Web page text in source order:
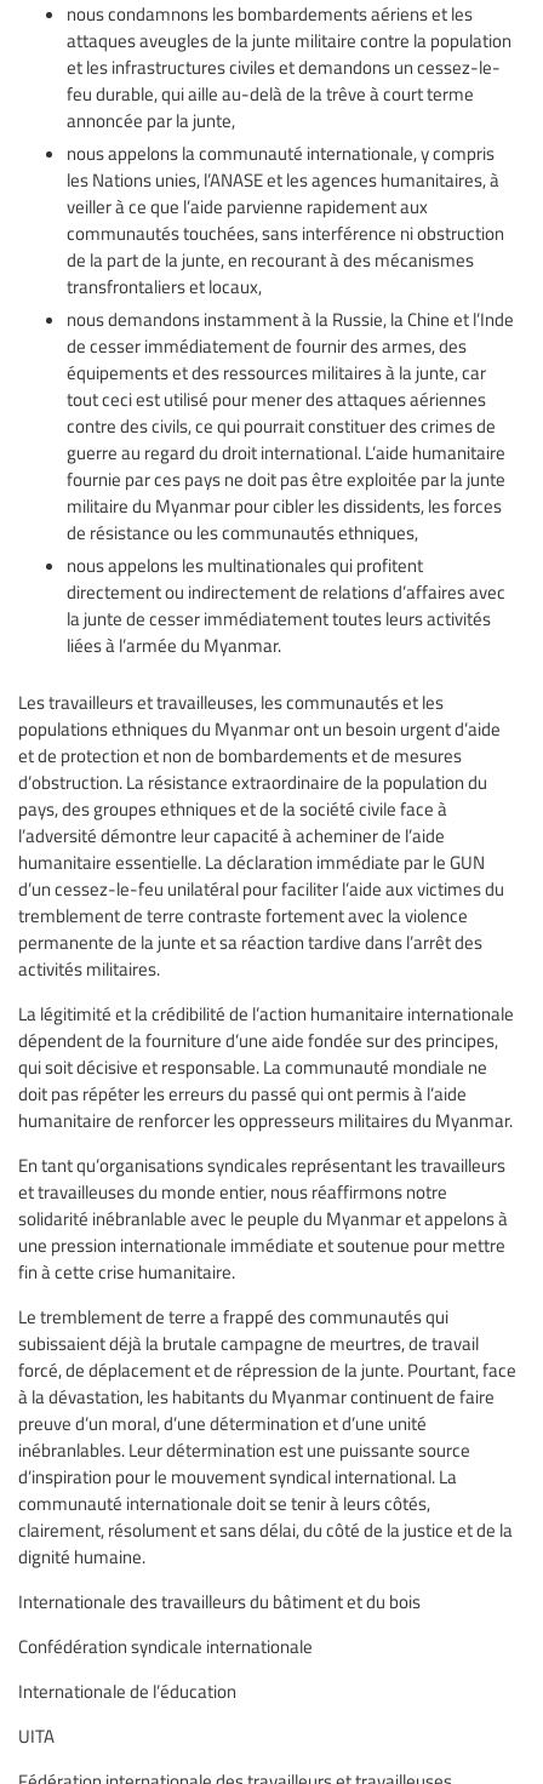
nous condamnons les bombardements aériens et les
attaques aveugles de la junte militaire contre la population
et les infrastructures civiles et demandons un cessez-le-
feu durable, qui aille au-delà de la trêve à court terme
annoncée par la junte,
nous appelons la communauté internationale, y compris
les Nations unies, l’ANASE et les agences humanitaires, à
veiller à ce que l’aide parvienne rapidement aux
communautés touchées, sans interférence ni obstruction
de la part de la junte, en recourant à des mécanismes
transfrontaliers et locaux,
nous demandons instamment à la Russie, la Chine et l’Inde
de cesser immédiatement de fournir des armes, des
équipements et des ressources militaires à la junte, car
tout ceci est utilisé pour mener des attaques aériennes
contre des civils, ce qui pourrait constituer des crimes de
guerre au regard du droit international. L’aide humanitaire
fournie par ces pays ne doit pas être exploitée par la junte
militaire du Myanmar pour cibler les dissidents, les forces
de résistance ou les communautés ethniques,
nous appelons les multinationales qui profitent
directement ou indirectement de relations d’affaires avec
la junte de cesser immédiatement toutes leurs activités
liées à l’armée du Myanmar.
Les travailleurs et travailleuses, les communautés et les
populations ethniques du Myanmar ont un besoin urgent d’aide
et de protection et non de bombardements et de mesures
d’obstruction. La résistance extraordinaire de la population du
pays, des groupes ethniques et de la société civile face à
l’adversité démontre leur capacité à acheminer de l’aide
humanitaire essentielle. La déclaration immédiate par le GUN
d’un cessez-le-feu unilatéral pour faciliter l’aide aux victimes du
tremblement de terre contraste fortement avec la violence
permanente de la junte et sa réaction tardive dans l’arrêt des
activités militaires.
La légitimité et la crédibilité de l’action humanitaire internationale
dépendent de la fourniture d’une aide fondée sur des principes,
qui soit décisive et responsable. La communauté mondiale ne
doit pas répéter les erreurs du passé qui ont permis à l’aide
humanitaire de renforcer les oppresseurs militaires du Myanmar.
En tant qu’organisations syndicales représentant les travailleurs
et travailleuses du monde entier, nous réaffirmons notre
solidarité inébranlable avec le peuple du Myanmar et appelons à
une pression internationale immédiate et soutenue pour mettre
fin à cette crise humanitaire.
Le tremblement de terre a frappé des communautés qui
subissaient déjà la brutale campagne de meurtres, de travail
forcé, de déplacement et de répression de la junte. Pourtant, face
à la dévastation, les habitants du Myanmar continuent de faire
preuve d’un moral, d’une détermination et d’une unité
inébranlables. Leur détermination est une puissante source
d’inspiration pour le mouvement syndical international. La
communauté internationale doit se tenir à leurs côtés,
clairement, résolument et sans délai, du côté de la justice et de la
dignité humaine.
Internationale des travailleurs du bâtiment et du bois
Confédération syndicale internationale
Internationale de l’éducation
UITA